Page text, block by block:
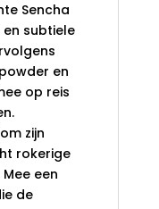
Sencha
subtiele
en
op reis
zijn
rokerige
een
de